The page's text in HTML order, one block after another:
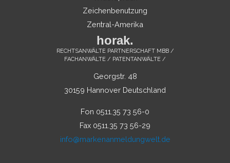
Zeichenbenutzung
Zentral-Amerika
horak.
RECHTSANWÄLTE PARTNERSCHAFT MBB /
FACHANWÄLTE / PATENTANWÄLTE /
Georgstr. 48
30159 Hannover Deutschland
Fon 0511.35 73 56-0
Fax 0511.35 73 56-29
info@markenanmeldungwelt.de